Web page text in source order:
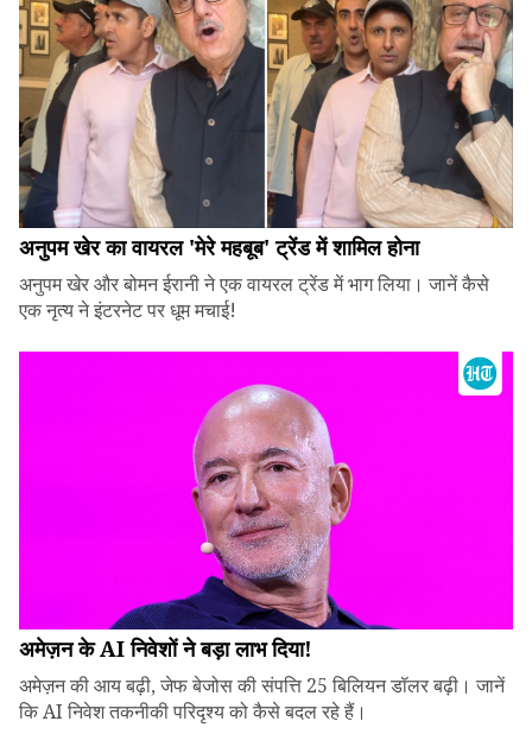
अनुपम खेर का वायरल 'मेरे महबूब' ट्रेंड में शामिल होना
अनुपम खेर और बोमन ईरानी ने एक वायरल ट्रेंड में भाग लिया। जानें कैसे
एक नृत्य ने इंटरनेट पर धूम मचाई!
अमेज़न के AI निवेशों ने बड़ा लाभ दिया!
अमेज़न की आय बढ़ी, जेफ बेजोस की संपत्ति 25 बिलियन डॉलर बढ़ी। जानें
कि AI निवेश तकनीकी परिदृश्य को कैसे बदल रहे हैं।